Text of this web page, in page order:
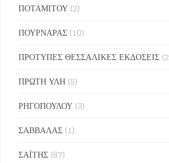
ΠΟΤΑΜΙΤΟΥ (2)
ΠΟΥΡΝΑΡΑΣ (10)
ΠΡΟΤΥΠΕΣ ΘΕΣΣΑΛΙΚΕΣ ΕΚΔΟΣΕΙΣ
ΠΡΩΤΗ ΥΛΗ (5)
ΡΗΓΟΠΟΥΛΟΥ (3)
ΣΑΒΒΑΛΑΣ (1)
ΣΑΪΤΗΣ (87)